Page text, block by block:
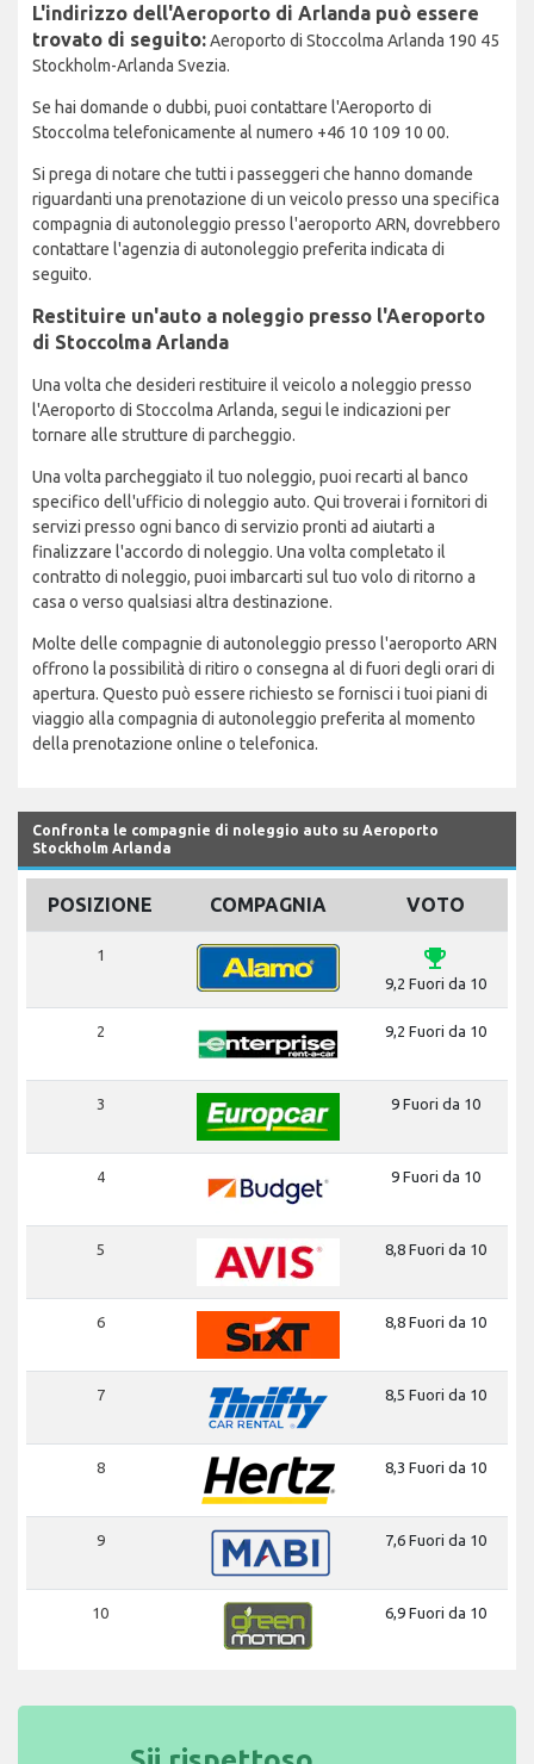
L'indirizzo dell'Aeroporto di Arlanda può essere
trovato di seguito:Aeroporto di Stoccolma Arlanda 190 45
Stockholm-Arlanda Svezia.
Se hai domande o dubbi, puoi contattare l'Aeroporto di
Stoccolma telefonicamente al numero +46 10 109 10 00.
Si prega di notare che tutti i passeggeri che hanno domande
riguardanti una prenotazione di un veicolo presso una specifica
compagnia di autonoleggio presso l'aeroporto ARN, dovrebbero
contattare l'agenzia di autonoleggio preferita indicata di
seguito.
Restituire un'auto a noleggio presso l'Aeroporto
di Stoccolma Arlanda
Una volta che desideri restituire il veicolo a noleggio presso
l'Aeroporto di Stoccolma Arlanda, segui le indicazioni per
tornare alle strutture di parcheggio.
Una volta parcheggiato il tuo noleggio, puoi recarti al banco
specifico dell'ufficio di noleggio auto. Qui troverai i fornitori di
servizi presso ogni banco di servizio pronti ad aiutarti a
finalizzare l'accordo di noleggio. Una volta completato il
contratto di noleggio, puoi imbarcarti sul tuo volo di ritorno a
casa o verso qualsiasi altra destinazione.
Molte delle compagnie di autonoleggio presso l'aeroporto ARN
offrono la possibilità di ritiro o consegna al di fuori degli orari di
apertura. Questo può essere richiesto se fornisci i tuoi piani di
viaggio alla compagnia di autonoleggio preferita al momento
della prenotazione online o telefonica.
Confronta le compagnie di noleggio auto su Aeroporto
Stockholm Arlanda
POSIZIONE COMPAGNIA VOTO
1 emoji_events
9,2 Fuori da 10
2 9,2 Fuori da 10
3 9 Fuori da 10
4 9 Fuori da 10
5 8,8 Fuori da 10
6 8,8 Fuori da 10
7 8,5 Fuori da 10
8 8,3 Fuori da 10
9 7,6 Fuori da 10
10 6,9 Fuori da 10